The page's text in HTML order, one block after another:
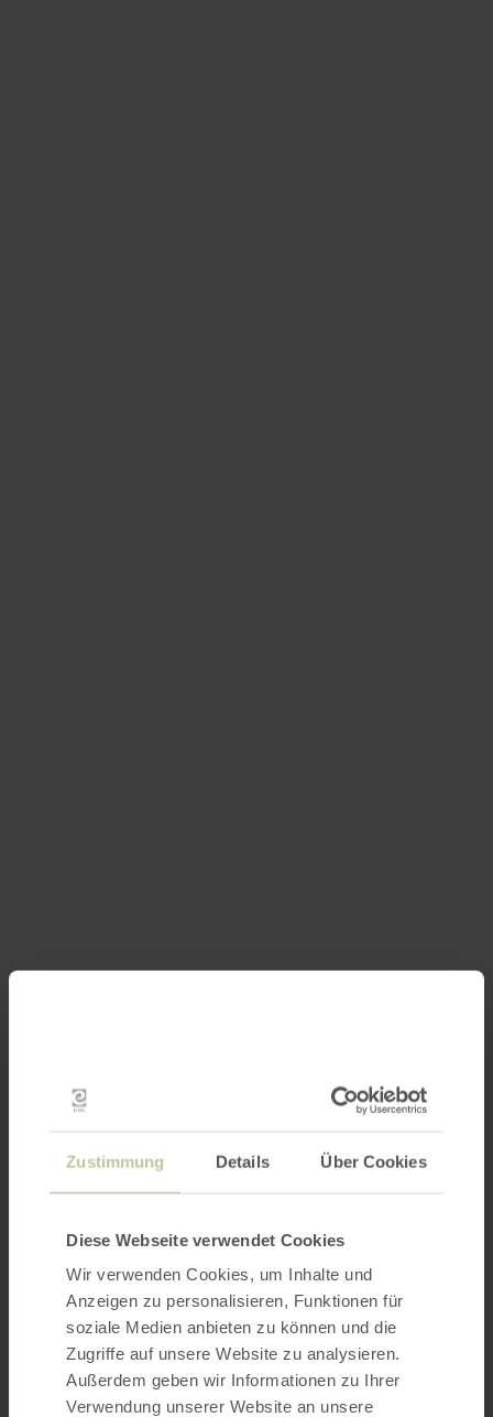
Zustimmung Details Über Cookies
Diese Webseite verwendet Cookies
Wir verwenden Cookies, um Inhalte und
Anzeigen zu personalisieren, Funktionen für
soziale Medien anbieten zu können und die
Zugriffe auf unsere Website zu analysieren.
Außerdem geben wir Informationen zu Ihrer
Verwendung unserer Website an unsere